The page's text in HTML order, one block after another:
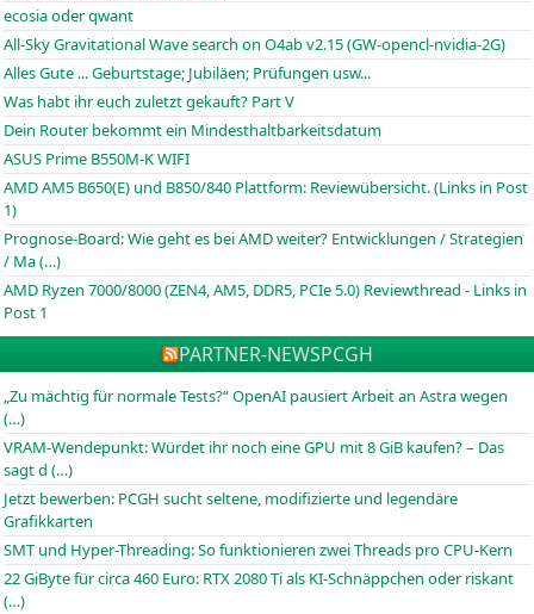
ecosia oder qwant
All-Sky Gravitational Wave search on O4ab v2.15 (GW-opencl-nvidia-2G)
Alles Gute ... Geburtstage; Jubiläen; Prüfungen usw...
Was habt ihr euch zuletzt gekauft? Part V
Dein Router bekommt ein Mindesthaltbarkeitsdatum
ASUS Prime B550M-K WIFI
AMD AM5 B650(E) und B850/840 Plattform: Reviewübersicht. (Links in Post
1)
Prognose-Board: Wie geht es bei AMD weiter? Entwicklungen / Strategien
/ Ma (…)
AMD Ryzen 7000/8000 (ZEN4, AM5, DDR5, PCIe 5.0) Reviewthread - Links in
Post 1
PARTNER-NEWSPCGH
„Zu mächtig für normale Tests?“ OpenAI pausiert Arbeit an Astra wegen
(…)
VRAM-Wendepunkt: Würdet ihr noch eine GPU mit 8 GiB kaufen? – Das
sagt d (…)
Jetzt bewerben: PCGH sucht seltene, modifizierte und legendäre
Grafikkarten
SMT und Hyper-Threading: So funktionieren zwei Threads pro CPU-Kern
22 GiByte für circa 460 Euro: RTX 2080 Ti als KI-Schnäppchen oder riskant
(…)